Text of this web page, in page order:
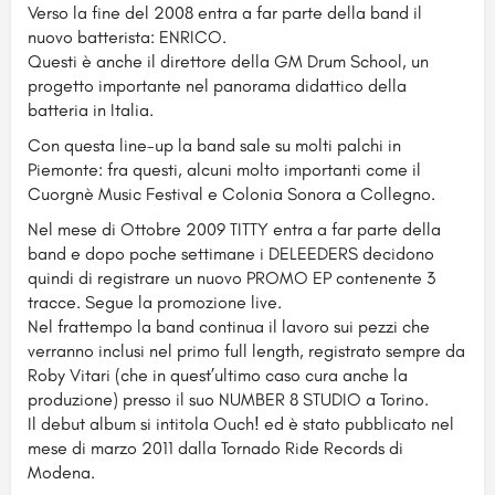
Verso la fine del 2008 entra a far parte della band il
nuovo batterista: ENRICO.
Questi è anche il direttore della GM Drum School, un
progetto importante nel panorama didattico della
batteria in Italia.
Con questa line-up la band sale su molti palchi in
Piemonte: fra questi, alcuni molto importanti come il
Cuorgnè Music Festival e Colonia Sonora a Collegno.
Nel mese di Ottobre 2009 TITTY entra a far parte della
band e dopo poche settimane i DELEEDERS decidono
quindi di registrare un nuovo PROMO EP contenente 3
tracce. Segue la promozione live.
Nel frattempo la band continua il lavoro sui pezzi che
verranno inclusi nel primo full length, registrato sempre da
Roby Vitari (che in quest’ultimo caso cura anche la
produzione) presso il suo NUMBER 8 STUDIO a Torino.
Il debut album si intitola Ouch! ed è stato pubblicato nel
mese di marzo 2011 dalla Tornado Ride Records di
Modena.